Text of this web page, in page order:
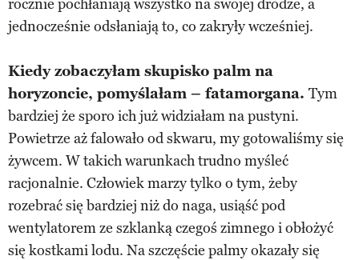
rocznie pochłaniają wszystko na swojej drodze, a
jednocześnie odsłaniają to, co zakryły wcześniej.
Kiedy zobaczyłam skupisko palm na
horyzoncie, pomyślałam – fatamorgana. Tym
bardziej że sporo ich już widziałam na pustyni.
Powietrze aż falowało od skwaru, my gotowaliśmy się
żywcem. W takich warunkach trudno myśleć
racjonalnie. Człowiek marzy tylko o tym, żeby
rozebrać się bardziej niż do naga, usiąść pod
wentylatorem ze szklanką czegoś zimnego i obłożyć
się kostkami lodu. Na szczęście palmy okazały się